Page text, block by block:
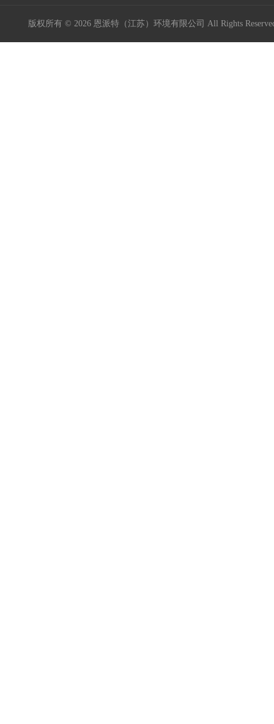
版权所有 © 2026 恩派特（江苏）环境有限公司 All Rights